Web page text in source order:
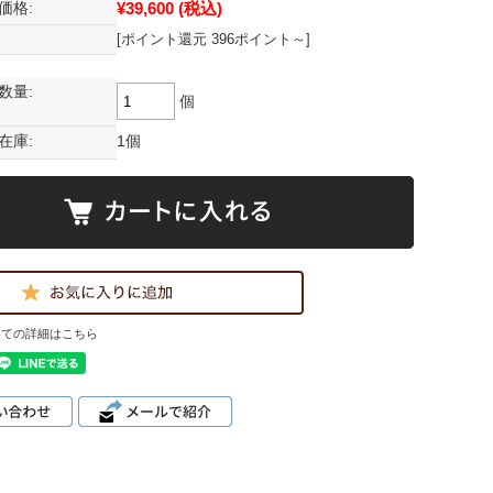
格: ¥39,600 (税込)
[ポイント還元 396ポイント～]
量:
個
庫: 1個
の詳細はこちら